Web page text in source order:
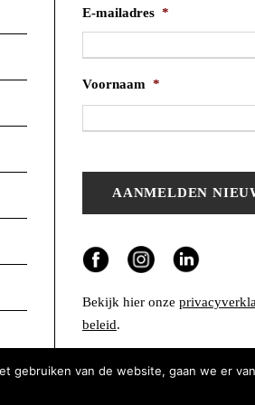
E-mailadres *
Voornaam *
Bekijk hier onze
beleid.
gebruiken van de website, gaan we er